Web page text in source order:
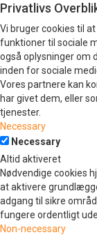
Privatlivs
Vi bruger cookies til
funktioner til sociale
også oplysninger om
inden for sociale
Vores partnere kan
har givet dem, eller
tjenester.
Necessary
Necessary
Altid aktiveret
Nødvendige cookies
at aktivere
adgang til sikre
fungere ordentligt
Non-necessary